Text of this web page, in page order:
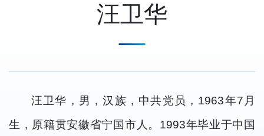
汪卫华
汪卫华，男，汉族，中共党员，1963年7月
生，原籍贯安徽省宁国市人。1993年毕业于中国